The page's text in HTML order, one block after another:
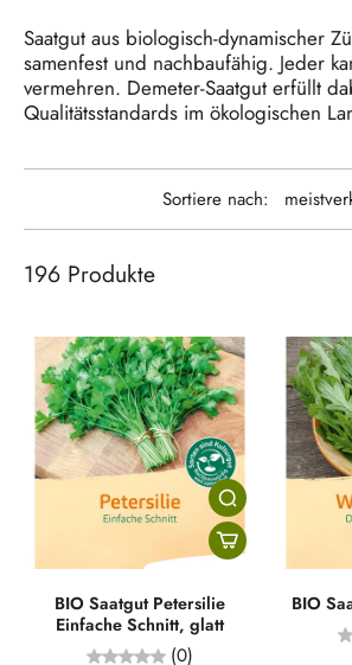
Saatgut aus biologisch-dynamischer
samenfest und nachbaufähig. Jeder
vermehren. Demeter-Saatgut erfüllt
Qualitätsstandards im ökologischen
Sortiere nach:
196 Produkte
BIO Saatgut Petersilie
Einfache Schnitt, glatt
(0)
BIO